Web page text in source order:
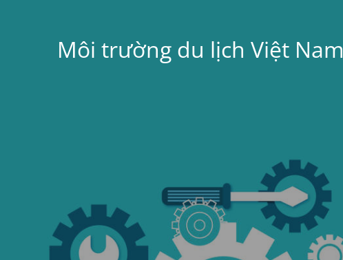
Môi trường du lịch Việt Nam